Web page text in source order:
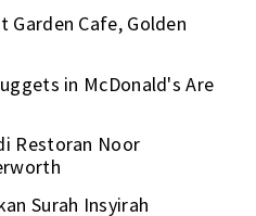
Cafe, Golden
in McDonald's Are
Restoran Noor
Surah Insyirah